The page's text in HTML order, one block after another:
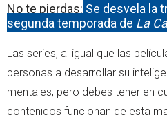
No te pierdas: Se desvela la
segunda temporada de La
Las series, al igual que las
personas a desarrollar su
mentales, pero debes tener en
contenidos funcionan de esta